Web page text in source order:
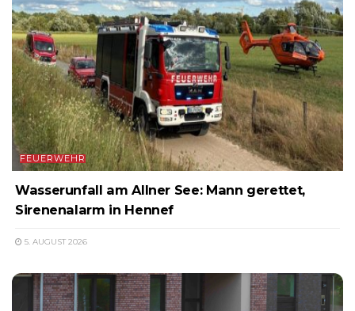
FEUERWEHR
Wasserunfall am Allner See: Mann gerettet,
Sirenenalarm in Hennef
5. AUGUST 2026